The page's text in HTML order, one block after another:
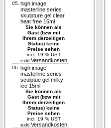
05. high image
masterline series
skulpture gel clear
heat free 15ml
Sie können als
Gast (bzw mit
Ihrem derzeitigen
Status) keine
Preise sehen
incl. 19 % UST
exkl. Versandkosten
06. high image
masterline series
sculptue gel milky
ice 15ml
Sie können als
Gast (bzw mit
Ihrem derzeitigen
Status) keine
Preise sehen
incl. 19 % UST
exkl. Versandkosten